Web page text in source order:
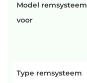
Model remsysteem
voor
Type remsysteem